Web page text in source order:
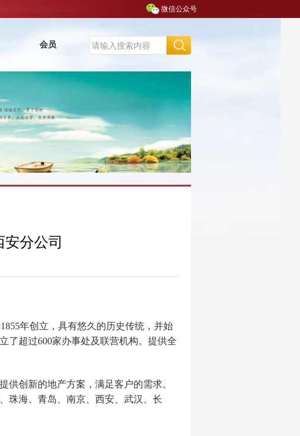
微信公众号
会员
分公司
年创立，具有悠久的历史传统，并始
了超过600家办事处及联营机构。提供全
供创新的地产方案，满足客户的需求。
珠海、青岛、南京、西安、武汉、长